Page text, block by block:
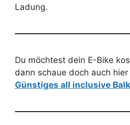
Ladung.
Du möchtest dein E-Bike
dann schaue doch auch
Günstiges all inclusive